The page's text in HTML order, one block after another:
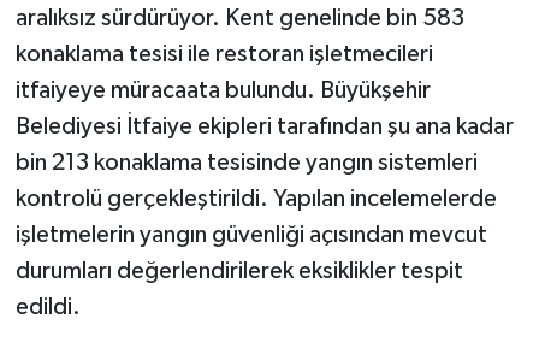
aralıksız sürdürüyor. Kent genelinde bin 583
konaklama tesisi ile restoran işletmecileri
itfaiyeye müracaata bulundu. Büyükşehir
Belediyesi İtfaiye ekipleri tarafından şu ana kadar
bin 213 konaklama tesisinde yangın sistemleri
kontrolü gerçekleştirildi. Yapılan incelemelerde
işletmelerin yangın güvenliği açısından mevcut
durumları değerlendirilerek eksiklikler tespit
edildi.